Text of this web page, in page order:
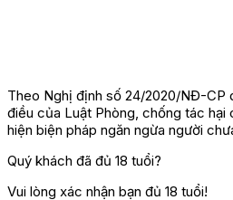
Theo Nghị định số 24/2020/NĐ-CP
điều của Luật Phòng, chống tác
hiện biện pháp ngăn ngừa người
Quý khách đã đủ 18 tuổi?
Vui lòng xác nhận bạn đủ 18 tuổi!